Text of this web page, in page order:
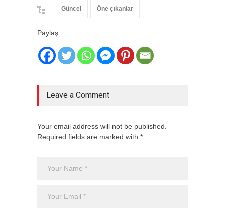
Güncel Öne çıkanlar
Paylaş :
Leave a Comment
Your email address will not be published.
Required fields are marked with *